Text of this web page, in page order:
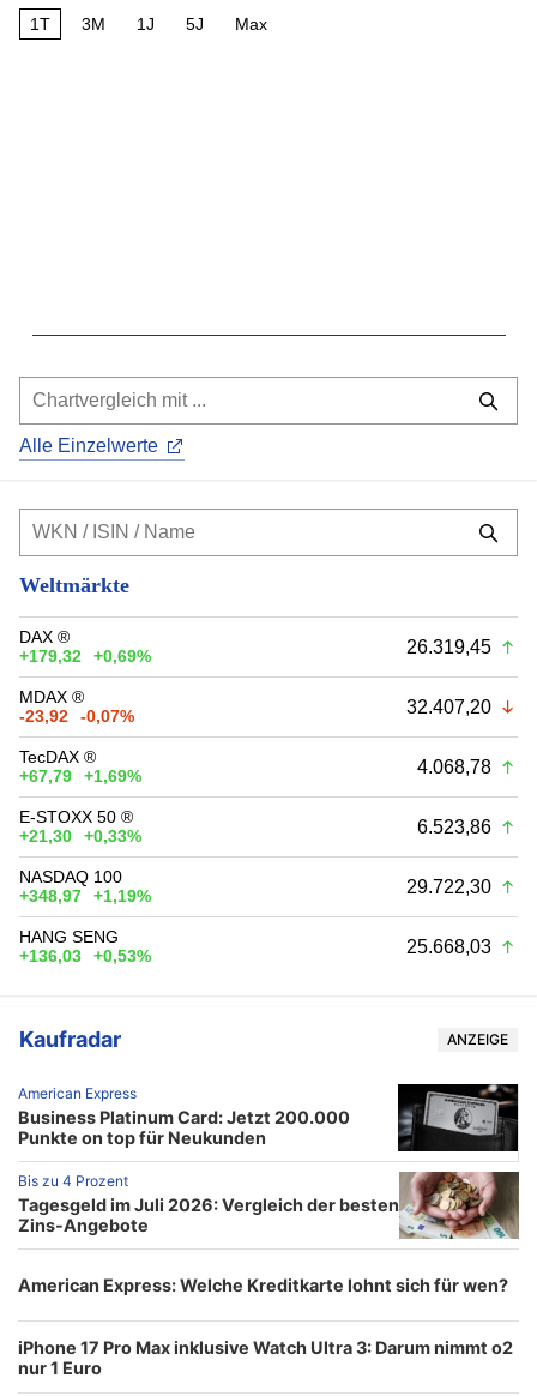
1T 3M 1J 5J Max
Alle Einzelwerte
Weltmärkte
DAX ®
+179,32
+0,69% 26.319,45
MDAX ®
-23,92
-0,07% 32.407,20
TecDAX ®
+67,79
+1,69% 4.068,78
E-STOXX 50 ®
+21,30
+0,33% 6.523,86
NASDAQ 100
+348,97
+1,19% 29.722,30
HANG SENG
+136,03
+0,53% 25.668,03